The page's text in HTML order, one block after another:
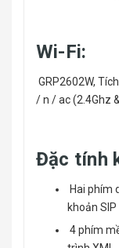
Wi-Fi:
GRP2602W,
/ n / ac (2.4Ghz
Đặc tính
Hai phím
khoản SIP
4 phím